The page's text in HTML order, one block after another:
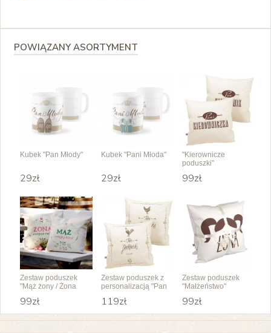
POWIĄZANY ASORTYMENT
Kubek "Pan Młody"
29zł
Kubek "Pani Młoda"
29zł
"Kierownicze
poduszki"
99zł
Zestaw poduszek
"Mąż żony / Żona
99zł
Zestaw poduszek z
personalizacją "Pan
119zł
Zestaw poduszek
"Małżeństwo"
99zł